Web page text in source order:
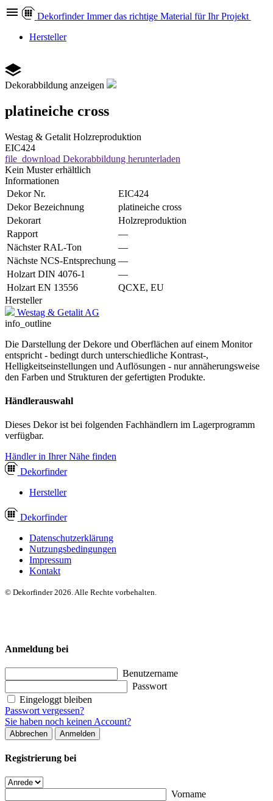
Dekorfinder Immer das richtige Material für Ihr Projekt
Hersteller
Dekorabbildung anzeigen
platineiche cross
Westag & Getalit Holzreproduktion
EIC424
file_download Dekorabbildung herunterladen
Kein Muster erhältlich
Informationen
Dekor Nr.
EIC424
Dekor Bezeichnung
platineiche cross
Dekorart
Holzreproduktion
Rapport
—
Nächster RAL-Ton
—
Nächste NCS-Entsprechung —
Holzart DIN 4076-1
—
Holzart EN 13556
QCXE, EU
Hersteller
Westag & Getalit AG
info_outline
Die Darstellung der Dekore und Oberflächen auf einem Monitor
entspricht - bedingt durch unterschiedliche Kontrast-,
Helligkeitseinstellungen und Auflösungen - nur annäherungsweise
den Farben und Strukturen der gefertigten Produkte.
Händlerauswahl
Dieses Dekor ist bei folgenden Fachhändlern im Lagerprogramm
verfügbar.
Händler in Ihrer Nähe finden
Dekorfinder
Hersteller
Dekorfinder
Datenschutzerklärung
Nutzungsbedingungen
Impressum
Kontakt
© Dekorfinder 2026. Alle Rechte vorbehalten.
Anmeldung bei
Benutzername
Passwort
Eingeloggt bleiben
Passwort vergessen?
Sie haben noch keinen Account?
Abbrechen Anmelden
Registrierung bei
Vorname